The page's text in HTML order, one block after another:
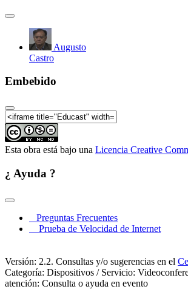
Augusto
Castro
Embebido
Esta obra está bajo una Licencia Creative
¿ Ayuda ?
Preguntas Frecuentes
Prueba de Velocidad de Internet
Versión: 2.2. Consultas y/o sugerencias en el
Categoría: Dispositivos / Servicio:
atención: Consulta o ayuda en evento